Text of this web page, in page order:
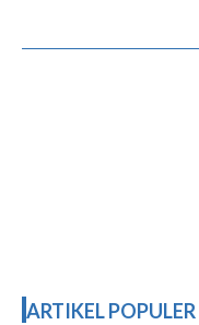
ARTIKEL POPULER